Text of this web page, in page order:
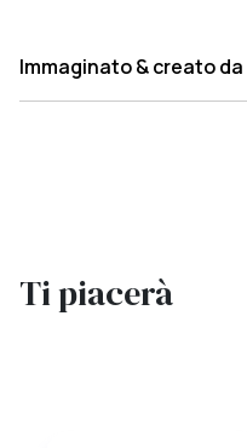
Immaginato & creato da
Ti piacerà